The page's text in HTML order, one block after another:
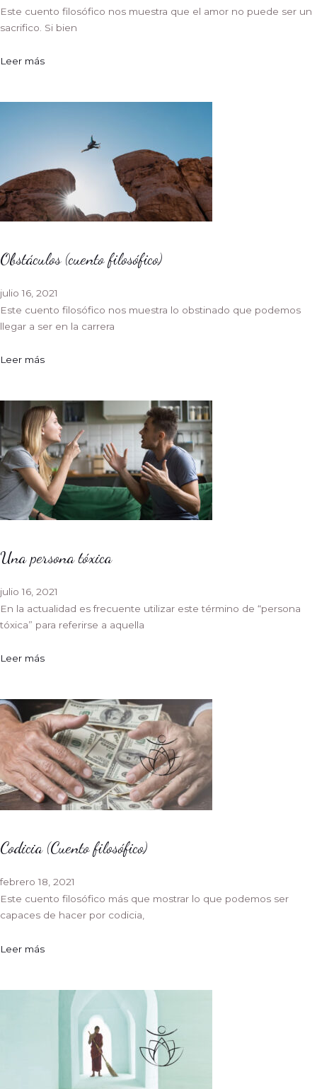
Este cuento filosófico nos muestra que el amor no puede ser un
sacrifico. Si bien
Leer más
Obstáculos (cuento filosófico)
julio 16, 2021
Este cuento filosófico nos muestra lo obstinado que podemos
llegar a ser en la carrera
Leer más
Una persona tóxica
julio 16, 2021
En la actualidad es frecuente utilizar este término de “persona
tóxica” para referirse a aquella
Leer más
Codicia (Cuento filosófico)
febrero 18, 2021
Este cuento filosófico más que mostrar lo que podemos ser
capaces de hacer por codicia,
Leer más